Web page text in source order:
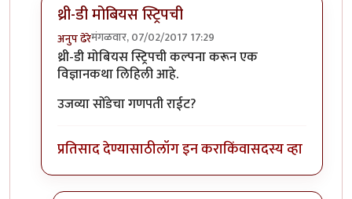
थ्री-डी मोबियस स्ट्रिपची
अनुप ढेरेमंगळवार, 07/02/2017 17:29
In reply toआता यावरुन जर एखादी मुंगीby
थ्री-डी मोबियस स्ट्रिपची कल्पना करून एक
विज्ञानकथा लिहिली आहे.
उजव्या सोंडेचा गणपती राईट?
प्रतिसाद देण्यासाठीलॉग इन कराकिंवासदस्य व्हा